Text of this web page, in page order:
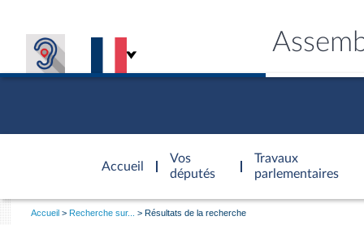
Accueil
d'accueil
Vos
députés
Travaux
parlementaires
Vous
Accueil Recherche sur... Résultats de la recherche